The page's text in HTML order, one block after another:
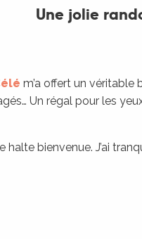
Une jolie
m’a offert un véritable
Un régal pour les
halte bienvenue. J’ai